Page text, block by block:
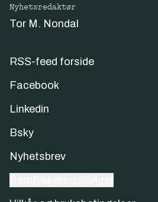
Nyhetsredaktør
Tor M. Nondal
RSS-feed forside
Facebook
Linkedin
Bsky
Nyhetsbrev